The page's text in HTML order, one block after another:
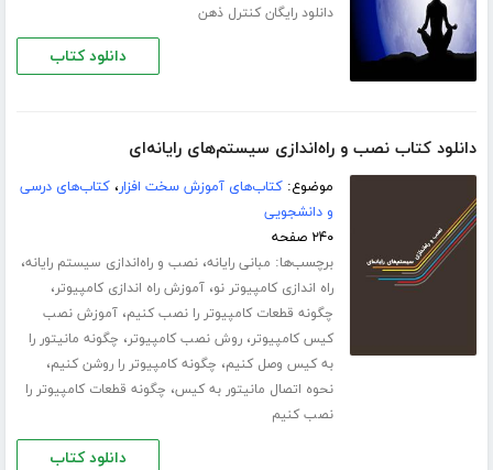
دانلود رایگان کنترل ذهن
دانلود کتاب
دانلود کتاب نصب و راه‌اندازی سیستم‌های رایانه‌ای
موضوع:کتاب‌های آموزش سخت افزار،کتاب‌های درسی
و دانشجویی
۲۴۰ صفحه
برچسب‌ها: مبانی رایانه،نصب و راه‌اندازی سیستم‌ رایانه‌،
راه اندازی کامپیوتر نو،آموزش راه اندازی کامپیوتر،
چگونه قطعات کامپیوتر را نصب کنیم،آموزش نصب
کیس کامپیوتر،روش نصب کامپیوتر، چگونه مانیتور را
به کیس وصل کنیم، چگونه کامپیوتر را روشن کنیم،
نحوه اتصال مانیتور به کیس، چگونه قطعات کامپیوتر را
نصب کنیم
دانلود کتاب